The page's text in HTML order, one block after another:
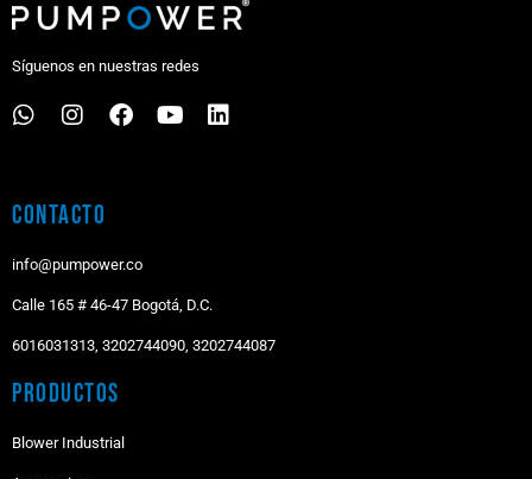
Síguenos en nuestras redes
Contacto
info@pumpower.co
Calle 165 # 46-47 Bogotá, D.C.
6016031313, 3202744090, 3202744087
Productos
Blower Industrial